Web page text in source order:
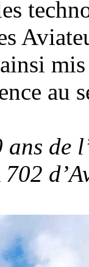
au
ans de